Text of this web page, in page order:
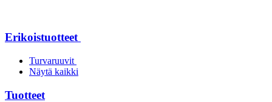
Erikoistuotteet
Turvaruuvit
Näytä kaikki
Tuotteet